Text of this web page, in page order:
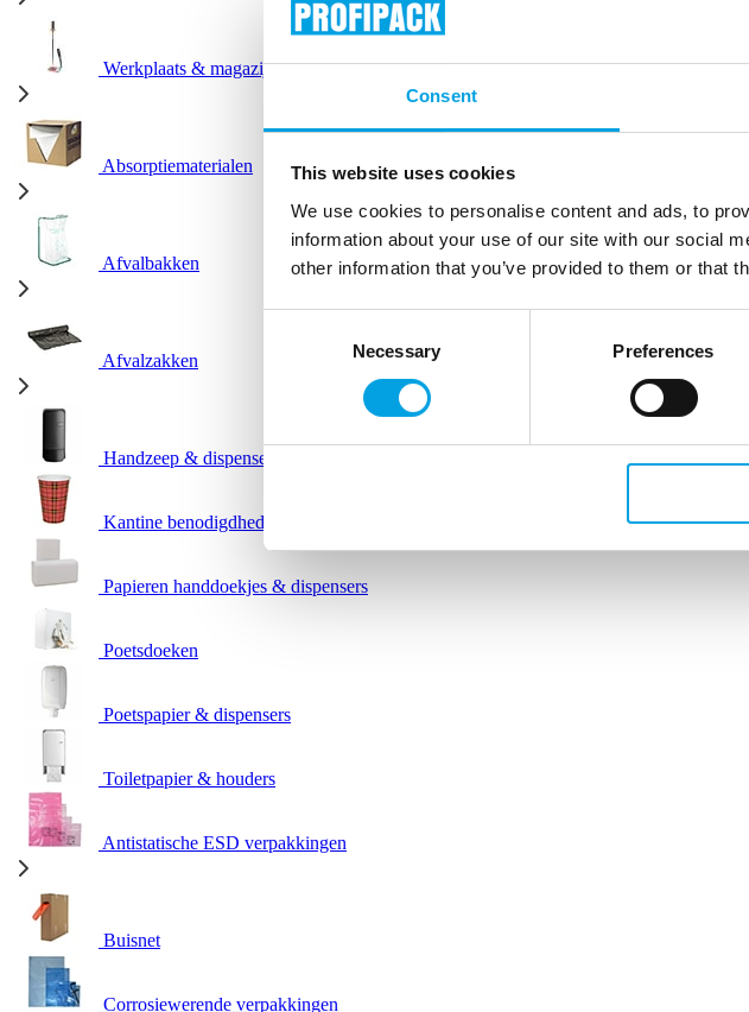
Consent
This website uses cookies
We use cookies to personalise content and ads, to
information about your use of our site with our social
other information that you’ve provided to them or that
Necessary Preferences
Werkplaats & magazijn
Absorptiematerialen
Afvalbakken
Afvalzakken
Handzeep & dispensers
Kantine benodigdheden
Papieren handdoekjes & dispensers
Poetsdoeken
Poetspapier & dispensers
Toiletpapier & houders
Antistatische ESD verpakkingen
Buisnet
Corrosiewerende verpakkingen